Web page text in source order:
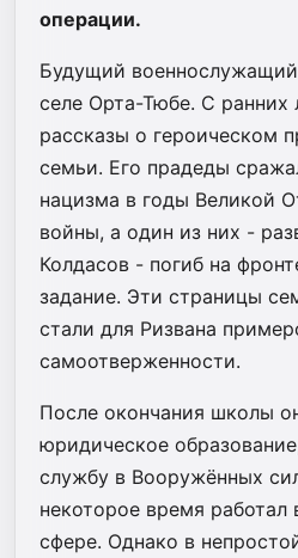
операции.
Будущий
селе Орта-Тюбе. С ранних
рассказы о героическом
семьи. Его прадеды
нацизма в годы Великой
войны, а один из них -
Колдасов - погиб на
задание. Эти страницы
стали для Ризвана
самоотверженности.
После окончания школы
юридическое
службу в Вооружённых
некоторое время работал
сфере. Однако в